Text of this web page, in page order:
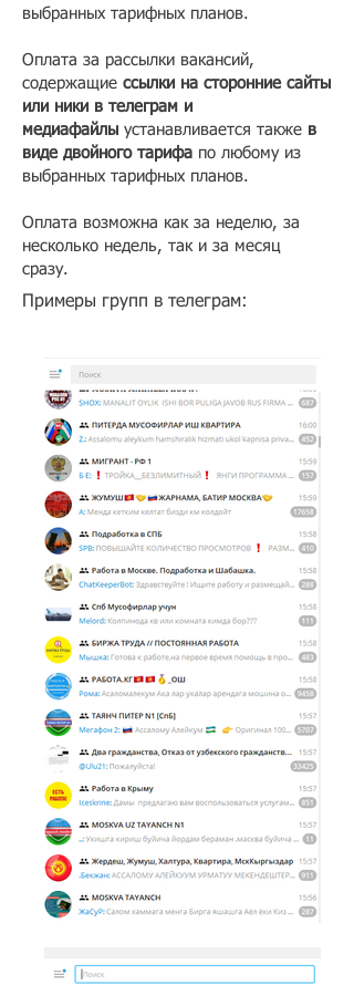
выбранных тарифных планов.
Оплата за рассылки вакансий,
содержащие ссылки на сторонние сайты
или ники в телеграм и
медиафайлы устанавливается также в
виде двойного тарифа по любому из
выбранных тарифных планов.
Оплата возможна как за неделю, за
несколько недель, так и за месяц
сразу.
Примеры групп в телеграм: